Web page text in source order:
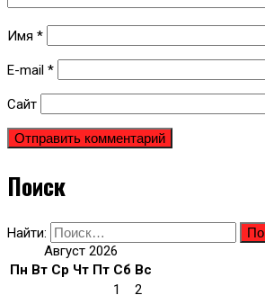
Имя *
E-mail *
Сайт
Поиск
Найти:
Август 2026
Пн Вт Ср Чт Пт Сб Вс
1
2